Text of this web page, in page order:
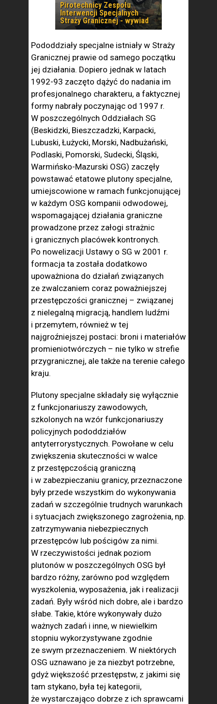
Pirotechnicy Zespołu
Interwencji Specjalnych
Straży Granicznej - wywiad
Pododdziały specjalne istniały w Straży
Granicznej prawie od samego początku
jej działania. Dopiero jednak w latach
1992-93 zaczęto dążyć do nadania im
profesjonalnego charakteru, a faktycznej
formy nabrały poczynając od 1997 r.
W poszczególnych Oddziałach SG
(Beskidzki, Bieszczadzki, Karpacki,
Lubuski, Łużycki, Morski, Nadbużański,
Podlaski, Pomorski, Sudecki, Śląski,
Warmińsko-Mazurski OSG) zaczęły
powstawać etatowe plutony specjalne,
umiejscowione w ramach funkcjonującej
w każdym OSG kompanii odwodowej,
wspomagającej działania graniczne
prowadzone przez załogi strażnic
i granicznych placówek kontronych.
Po nowelizacji Ustawy o SG w 2001 r.
formacja ta została dodatkowo
upoważniona do działań związanych
ze zwalczaniem coraz poważniejszej
przestępczości granicznej – związanej
z nielegalną migracją, handlem ludźmi
i przemytem, również w tej
najgroźniejszej postaci: broni i materiałów
promieniotwórczych – nie tylko w strefie
przygranicznej, ale także na terenie całego
kraju.
Plutony specjalne składały się wyłącznie
z funkcjonariuszy zawodowych,
szkolonych na wzór funkcjonariuszy
policyjnych pododdziałów
antyterrorystycznych. Powołane w celu
zwiększenia skuteczności w walce
z przestępczością graniczną
i w zabezpieczaniu granicy, przeznaczone
były przede wszystkim do wykonywania
zadań w szczególnie trudnych warunkach
i sytuacjach zwiększonego zagrożenia, np.
zatrzymywania niebezpiecznych
przestępców lub pościgów za nimi.
W rzeczywistości jednak poziom
plutonów w poszczególnych OSG był
bardzo różny, zarówno pod względem
wyszkolenia, wyposażenia, jak i realizacji
zadań. Były wśród nich dobre, ale i bardzo
słabe. Takie, które wykonywały dużo
ważnych zadań i inne, w niewielkim
stopniu wykorzystywane zgodnie
ze swym przeznaczeniem. W niektórych
OSG uznawano je za niezbyt potrzebne,
gdyż większość przestępstw, z jakimi się
tam stykano, była tej kategorii,
że wystarczająco dobrze z ich sprawcami